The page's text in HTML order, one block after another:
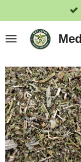
direct
naar